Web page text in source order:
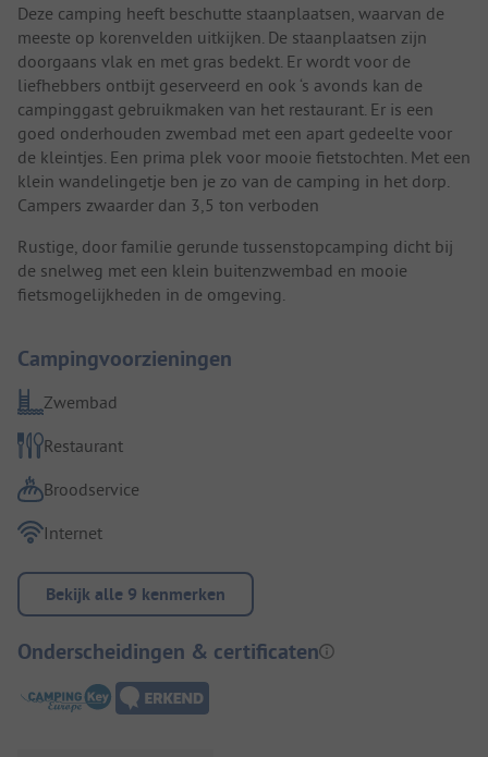
Deze camping heeft beschutte staanplaatsen, waarvan de
meeste op korenvelden uitkijken. De staanplaatsen zijn
doorgaans vlak en met gras bedekt. Er wordt voor de
liefhebbers ontbijt geserveerd en ook ‘s avonds kan de
campinggast gebruikmaken van het restaurant. Er is een
goed onderhouden zwembad met een apart gedeelte voor
de kleintjes. Een prima plek voor mooie fietstochten. Met een
klein wandelingetje ben je zo van de camping in het dorp.
Campers zwaarder dan 3,5 ton verboden
Rustige, door familie gerunde tussenstopcamping dicht bij
de snelweg met een klein buitenzwembad en mooie
fietsmogelijkheden in de omgeving.
Campingvoorzieningen
Zwembad
Restaurant
Broodservice
Internet
Bekijk alle 9 kenmerken
Onderscheidingen & certificaten